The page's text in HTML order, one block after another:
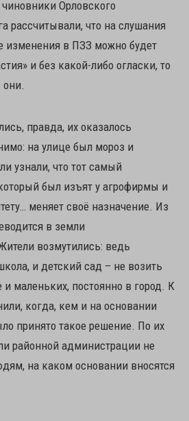
Орловского
рассчитывали, что на слушания
изменения в ПЗЗ можно будет
и без какой-либо огласки, то
они.
правда, их оказалось
на улице был мороз и
узнали, что тот самый
был изъят у агрофирмы и
меняет своё назначение. Из
в земли
возмутились: ведь
и детский сад – не возить
и маленьких, постоянно в город. К
когда, кем и на основании
принято такое решение. По их
районной администрации не
на каком основании вносятся